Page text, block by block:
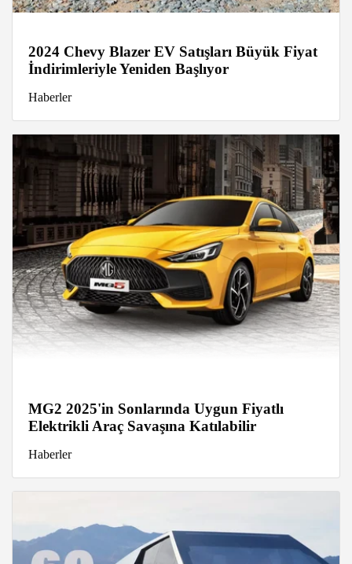
2024 Chevy Blazer EV Satışları Büyük Fiyat
İndirimleriyle Yeniden Başlıyor
Haberler
MG2 2025'in Sonlarında Uygun Fiyatlı
Elektrikli Araç Savaşına Katılabilir
Haberler